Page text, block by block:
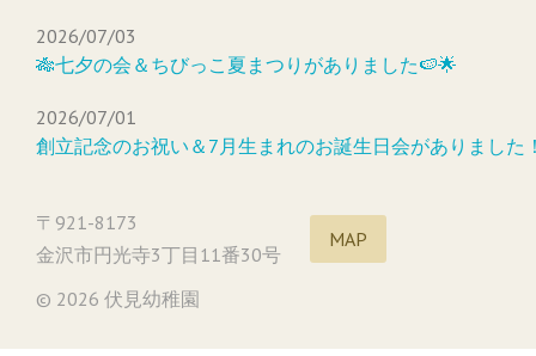
2026/07/03
🎋七夕の会＆ちびっこ夏まつりがありました🍉🌟
2026/07/01
創立記念のお祝い＆7月生まれのお誕生日会がありました
〒921-8173
金沢市円光寺3丁目11番30号
MAP
© 2026 伏見幼稚園